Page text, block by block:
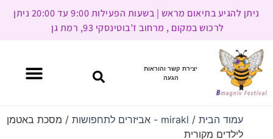
ניתן להגיע בתיאום מראש | בשעות הפעילות 9:00 עד 20:00 ניתן
לרכוש במקום , מרחוב ז’בוטינסקי 93, רמת גן
יצירת קשר והוראות
הגעה
עמוד הבית/ mirakl - אביזרים לתחפושות
/ מסכת באטמן
לילדים מקורית